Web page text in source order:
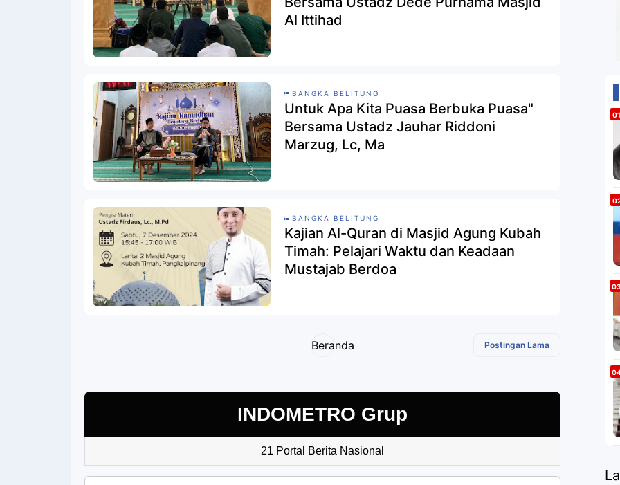
Al Ittihad
BANGKA BELITUNG
Untuk Apa Kita Puasa Berbuka Puasa"
Bersama Ustadz Jauhar Riddoni
Marzug, Lc, Ma
BANGKA BELITUNG
Kajian Al-Quran di Masjid Agung Kubah
Timah: Pelajari Waktu dan Keadaan
Mustajab Berdoa
Postingan Lama
Beranda
INDOMETRO Grup
21 Portal Berita Nasional